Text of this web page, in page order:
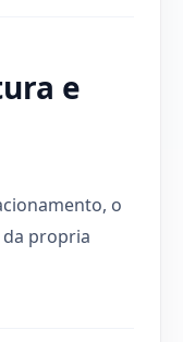
e
o
propria